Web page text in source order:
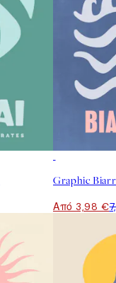
Graphic
Από 3,98 €